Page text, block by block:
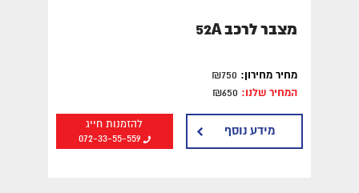
מצבר לרכב 52A
מחיר מחירון:
המחיר שלנו:
להזמנות חייג
072-33-55-559
מידע נוסף